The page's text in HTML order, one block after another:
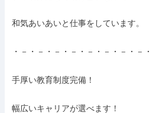
和気あいあいと仕事をしています。
・－・－・－・－・－・－・－・－・
手厚い教育制度完備！
幅広いキャリアが選べます！